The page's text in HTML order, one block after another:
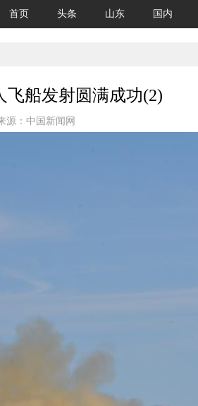
首页 头条 山东 国内
飞船发射圆满成功(2)
源： 中国新闻网